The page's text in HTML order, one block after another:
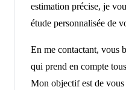
estimation précise, je
étude personnalisée de
En me contactant, vous
qui prend en compte
Mon objectif est de